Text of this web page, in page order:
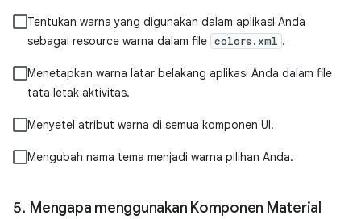
Tentukan warna yang digunakan dalam aplikasi Anda
sebagai resource warna dalam file colors.xml .
Menetapkan warna latar belakang aplikasi Anda dalam file
tata letak aktivitas.
Menyetel atribut warna di semua komponen UI.
Mengubah nama tema menjadi warna pilihan Anda.
Mengapa menggunakan Komponen Material